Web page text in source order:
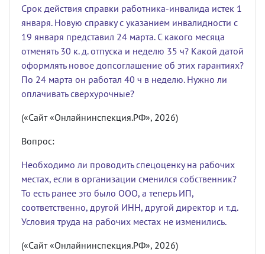
Срок действия справки работника-инвалида истек 1
января. Новую справку с указанием инвалидности с
19 января представил 24 марта. С какого месяца
отменять 30 к. д. отпуска и неделю 35 ч? Какой датой
оформлять новое допсоглашение об этих гарантиях?
По 24 марта он работал 40 ч в неделю. Нужно ли
оплачивать сверхурочные?
(«Сайт «Онлайнинспекция.РФ», 2026)
Вопрос:
Необходимо ли проводить спецоценку на рабочих
местах, если в организации сменился собственник?
То есть ранее это было ООО, а теперь ИП,
соответственно, другой ИНН, другой директор и т.д.
Условия труда на рабочих местах не изменились.
(«Сайт «Онлайнинспекция.РФ», 2026)